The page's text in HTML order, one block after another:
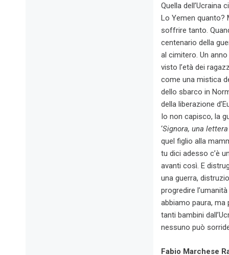
Quella dell’Ucraina
Lo Yemen quanto?
soffrire tanto.
centenario della
al cimitero. Un
visto l’età dei
come una mistica
dello sbarco in
della liberazione
Io non capisco, la
‘Signora, una
quel figlio alla
tu dici adesso c’è
avanti così. E
una guerra,
progredire
abbiamo paura, ma
tanti bambini
nessuno può
Fabio Marchese